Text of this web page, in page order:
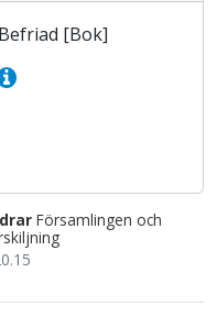
[Bok]
Församlingen och